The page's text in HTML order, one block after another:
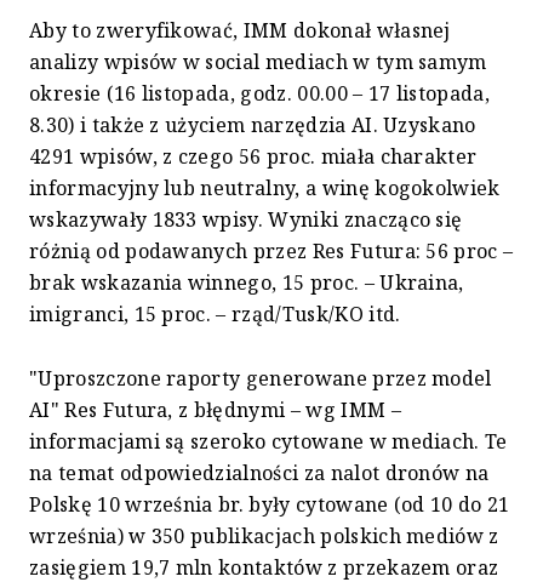
Aby to zweryfikować, IMM dokonał własnej
analizy wpisów w social mediach w tym samym
okresie (16 listopada, godz. 00.00 – 17 listopada,
8.30) i także z użyciem narzędzia AI. Uzyskano
4291 wpisów, z czego 56 proc. miała charakter
informacyjny lub neutralny, a winę kogokolwiek
wskazywały 1833 wpisy. Wyniki znacząco się
różnią od podawanych przez Res Futura: 56 proc –
brak wskazania winnego, 15 proc. – Ukraina,
imigranci, 15 proc. – rząd/Tusk/KO itd.
"Uproszczone raporty generowane przez model
AI" Res Futura, z błędnymi – wg IMM –
informacjami są szeroko cytowane w mediach. Te
na temat odpowiedzialności za nalot dronów na
Polskę 10 września br. były cytowane (od 10 do 21
września) w 350 publikacjach polskich mediów z
zasięgiem 19,7 mln kontaktów z przekazem oraz